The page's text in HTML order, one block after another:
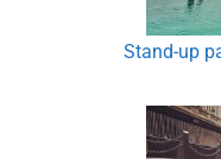
Stand-up